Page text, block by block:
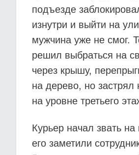
подъезде
изнутри и выйти на
мужчина уже не смог.
решил выбраться на
через крышу,
на дерево, но застрял
на уровне третьего
Курьер начал звать
его заметили